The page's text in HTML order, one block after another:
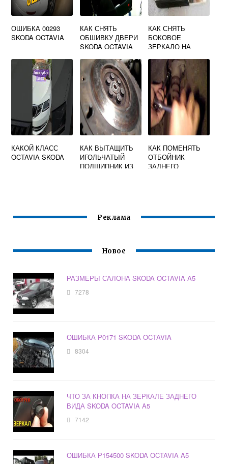
ОШИБКА 00293
SKODA OCTAVIA
КАК СНЯТЬ
ОБШИВКУ ДВЕРИ
SKODA OCTAVIA
КАК СНЯТЬ
БОКОВОЕ
ЗЕРКАЛО НА
КАКОЙ КЛАСС
OCTAVIA SKODA
КАК ВЫТАЩИТЬ
ИГОЛЬЧАТЫЙ
ПОДШИПНИК ИЗ
КАК ПОМЕНЯТЬ
ОТБОЙНИК
ЗАДНЕГО
Реклама
Новое
РАЗМЕРЫ САЛОНА SKODA OCTAVIA A5
7278
ОШИБКА P0171 SKODA OCTAVIA
8304
ЧТО ЗА КНОПКА НА ЗЕРКАЛЕ ЗАДНЕГО
ВИДА SKODA OCTAVIA A5
7142
ОШИБКА Р154500 SKODA OCTAVIA A5